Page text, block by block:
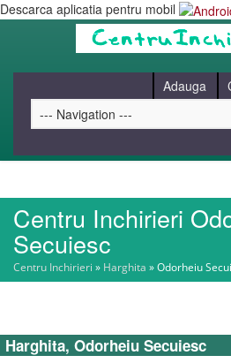
Descarca aplicatia pentru mobil
Adauga
HOME
CAUT
Centru Inchirieri
Secuiesc
Centru Inchirieri » Harghita »Odorheiu
Harghita, Odorheiu Secuiesc